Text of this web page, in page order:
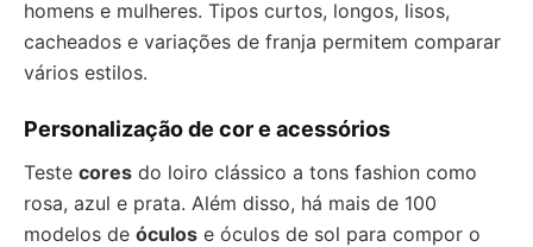
homens e mulheres. Tipos curtos, longos, lisos,
cacheados e variações de franja permitem comparar
vários estilos.
Personalização de cor e acessórios
Teste cores do loiro clássico a tons fashion como
rosa, azul e prata. Além disso, há mais de 100
modelos de óculos e óculos de sol para compor o